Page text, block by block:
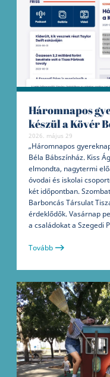
Háromnapos
készül a Kövér
2026. május 29
„Háromnapos
Béla Bábszínház. Kiss
elmondta, nagytermi
óvodai és iskolai
két időpontban.
Barboncás Társulat
érdeklődők. Vasárnap
a családokat a Szegedi
Tovább